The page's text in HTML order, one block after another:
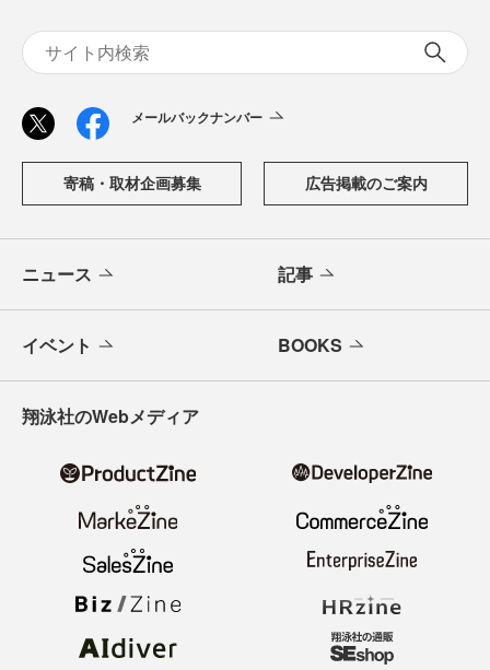
メールバックナンバー
寄稿・取材企画募集 広告掲載のご案内
ニュース 記事
イベント BOOKS
翔泳社のWebメディア